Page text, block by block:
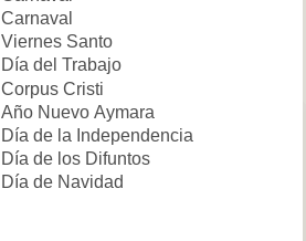
Carnaval
Viernes Santo
Día del Trabajo
Corpus Cristi
Año Nuevo Aymara
Día de la Independencia
Día de los Difuntos
Día de Navidad